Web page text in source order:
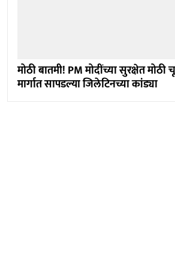
मोठी बातमी! PM मोदींच्या सुरक्षेत मोठी
मार्गात सापडल्या जिलेटिनच्या कांड्या